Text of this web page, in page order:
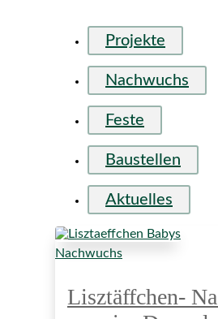
Projekte
Nachwuchs
Feste
Baustellen
Aktuelles
Nachwuchs
Lisztäffchen-